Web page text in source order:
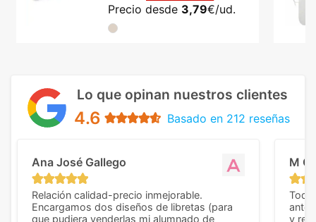
Precio desde 3,79€/ud.
Lo que opinan nuestros clientes
4.6 Basado en 212 reseñas
Ana José Gallego
Relación calidad-precio inmejorable.
Encargamos dos diseños de libretas (para
que pudiera venderlas mi alumnado de
M C
Todo
y